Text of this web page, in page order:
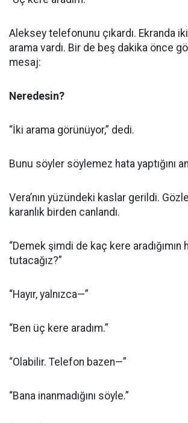
Aleksey telefonunu çıkardı. Ekranda
arama vardı. Bir de beş dakika önce
mesaj:
Neredesin?
“İki arama görünüyor,” dedi.
Bunu söyler söylemez hata yaptığını
Vera’nın yüzündeki kaslar gerildi.
karanlık birden canlandı.
“Demek şimdi de kaç kere aradığımın
tutacağız?”
“Hayır, yalnızca—”
“Ben üç kere aradım.”
“Olabilir. Telefon bazen—”
“Bana inanmadığını söyle.”